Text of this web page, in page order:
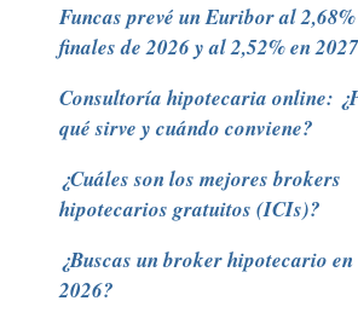
Funcas prevé un Euribor al
finales de 2026 y al 2,52% en 2027
Consultoría hipotecaria online:
qué sirve y cuándo conviene?
¿Cuáles son los mejores brokers
hipotecarios gratuitos (ICIs)?
¿Buscas un broker hipotecario en
2026?